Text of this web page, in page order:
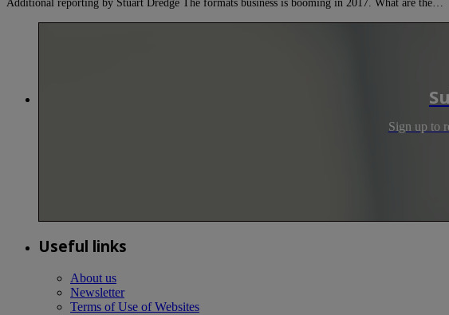
Additional reporting by Stuart Dredge The formats business is booming in 2017. What are the…
Sign up to
Useful links
About us
Newsletter
Terms of Use of Websites